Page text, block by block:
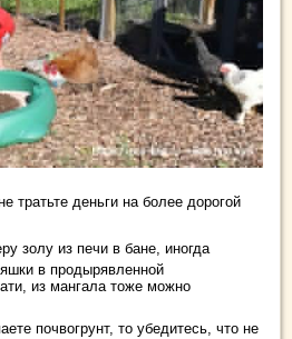
тратьте деньги на более дорогой
золу из печи в бане, иногда
в продырявленной
из мангала тоже можно
почвогрунт, то убедитесь, что не